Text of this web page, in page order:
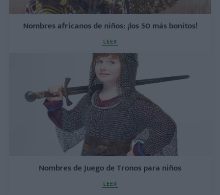
Nombres africanos de niños: ¡los 50 más bonitos!
LEER
Nombres de Juego de Tronos para niños
LEER